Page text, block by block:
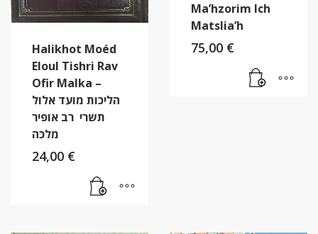
Halikhot Moéd
Eloul Tishri Rav
Ofir Malka –
הליכות מועד אלול
תשרי רב אופיר
מלכה
24,00 €
Ma’hzorim Ich
Matslia’h
75,00 €